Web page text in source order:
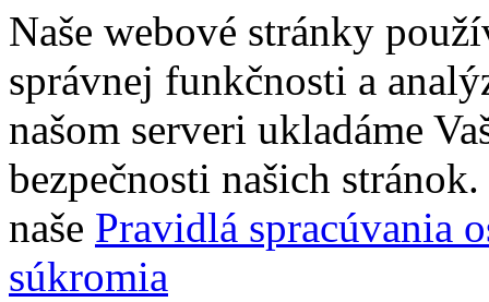
Naše webové stránky
správnej funkčnosti a
našom serveri ukladáme
bezpečnosti našich
naše Pravidlá spracúvania
súkromia